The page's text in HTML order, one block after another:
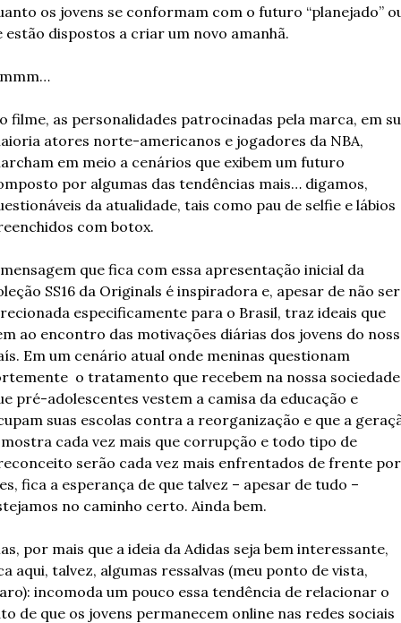
os jovens se conformam com o futuro “planejado”
estão dispostos a criar um novo amanhã.
filme, as personalidades patrocinadas pela marca, em
atores norte-americanos e jogadores da NBA,
em meio a cenários que exibem um futuro
por algumas das tendências mais… digamos,
da atualidade, tais como pau de selfie e lábios
com botox.
que fica com essa apresentação inicial da
SS16 da Originals é inspiradora e, apesar de não ser
especificamente para o Brasil, traz ideais que
ao encontro das motivações diárias dos jovens do
Em um cenário atual onde meninas questionam
o tratamento que recebem na nossa
pré-adolescentes vestem a camisa da educação e
suas escolas contra a reorganização e que a
cada vez mais que corrupção e todo tipo de
serão cada vez mais enfrentados de frente por
fica a esperança de que talvez – apesar de tudo –
no caminho certo. Ainda bem.
por mais que a ideia da Adidas seja bem interessante,
aqui, talvez, algumas ressalvas (meu ponto de vista,
incomoda um pouco essa tendência de relacionar o
de que os jovens permanecem online nas redes sociais